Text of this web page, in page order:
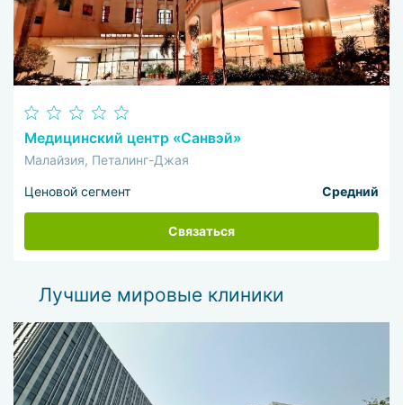
Медицинский центр «Санвэй»
Малайзия, Петалинг-Джая
Ценовой сегмент Средний
Связаться
Лучшие мировые клиники